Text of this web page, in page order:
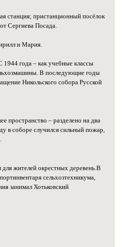
станция; пристанционный посёлок
Сергиева Посада.
и Мария.
1944 года – как учебные классы
В последующие годы
Никольского собора Русской
пространство – разделено на два
в соборе случился сильный пожар,
жителей окрестных деревень.В
сельхозтехникума,
занимал Хотьковский